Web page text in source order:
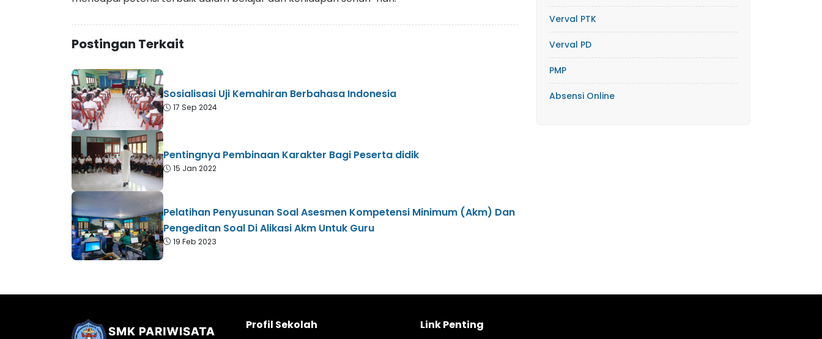
Postingan Terkait
Sosialisasi Uji Kemahiran Berbahasa Indonesia
17 Sep 2024
Pentingnya Pembinaan Karakter Bagi Peserta didik
15 Jan 2022
Pelatihan Penyusunan Soal Asesmen Kompetensi Minimum (Akm) Dan
Pengeditan Soal Di Alikasi Akm Untuk Guru
19 Feb 2023
Verval PTK
Verval PD
PMP
Absensi Online
Profil Sekolah Link Penting